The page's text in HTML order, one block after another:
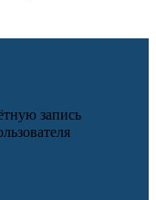
запись